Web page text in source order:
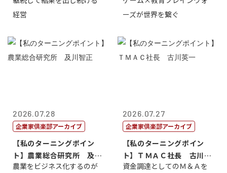
経営
ーズが世界を繋ぐ
2026.07.28
企業家倶楽部アーカイブ
【私のターニングポイン
ト】農業総合研究所 及川
智正
農業をビジネス化するのが
2026.07.27
企業家倶楽部アーカイブ
【私のターニングポイン
ト】ＴＭＡＣ社長 古川英
一
資金調達としてのＭ＆Ａを